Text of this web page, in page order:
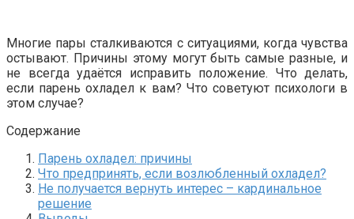
Многие пары сталкиваются с ситуациями, когда чувства
остывают. Причины этому могут быть самые разные, и
не всегда удаётся исправить положение. Что делать,
если парень охладел к вам? Что советуют психологи в
этом случае?
Содержание
Парень охладел: причины
Что предпринять, если возлюбленный охладел?
Не получается вернуть интерес – кардинальное
решение